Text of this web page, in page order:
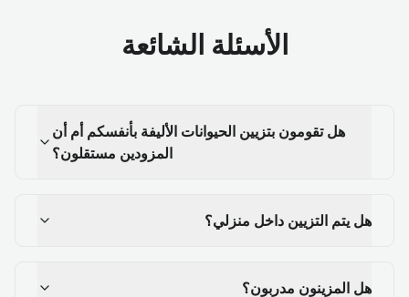
الأسئلة الشائعة
هل تقومون بتزيين الحيوانات الأليفة بأنفسكم أم أن
المزودين مستقلون؟
هل يتم التزيين داخل منزلي؟
هل المزينون مدربون؟